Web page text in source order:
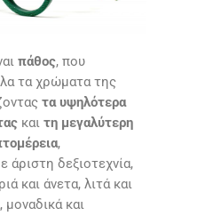
πάθος, που
τα χρώματα της
τα υψηλότερα
και τη μεγαλύτερη
,
άριστη δεξιοτεχνία,
και άνετα, λιτά και
και